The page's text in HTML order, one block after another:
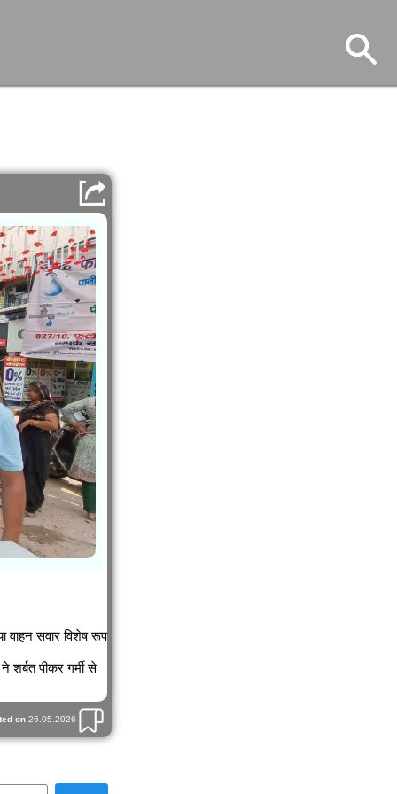
वाहन सवार विशेष रूप
शर्बत पीकर गर्मी से
on 26.05.2026